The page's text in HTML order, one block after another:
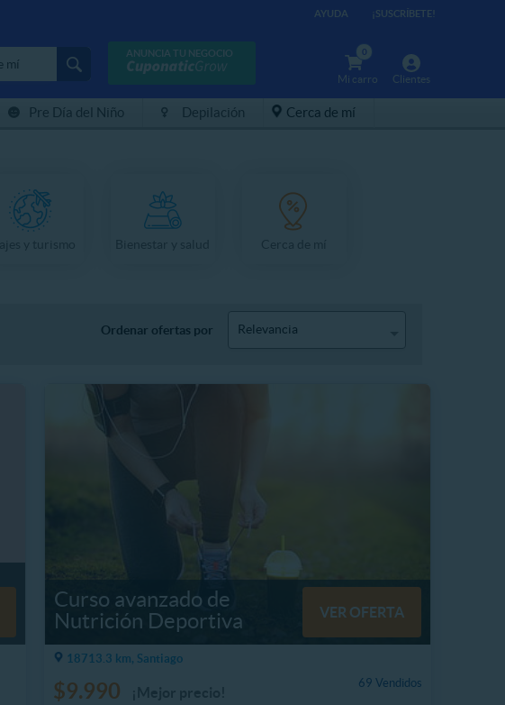
AYUDA ¡SUSCRÍBETE!
ANUNCIA TU NEGOCIO
Clientes
0
Mi carro
Pre Día del Niño Depilación Cerca de mí
Ordenar ofertas por Relevancia
Curso avanzado de
Nutrición Deportiva
VER OFERTA
18713.3 km, Santiago
69 Vendidos
$9.990